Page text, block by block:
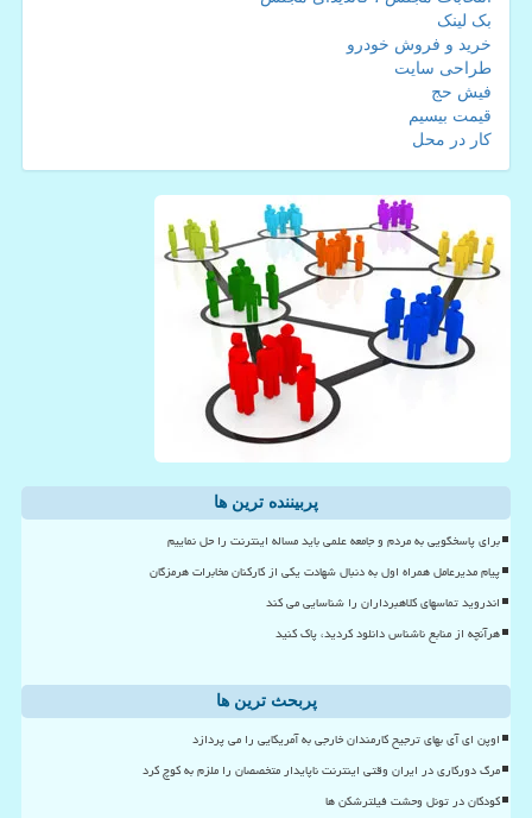
بک لینک
خرید و فروش خودرو
طراحی سایت
فیش حج
قیمت بیسیم
کار در محل
پربیننده ترین ها
برای پاسخگویی به مردم و جامعه علمی باید مساله اینترنت را حل نماییم
پیام مدیرعامل همراه اول به دنبال شهادت یکی از کارکنان مخابرات هرمزگان
اندروید تماسهای کلاهبرداران را شناسایی می کند
هرآنچه از منابع ناشناس دانلود کردید، پاک کنید
پربحث ترین ها
اوپن ای آی بهای ترجیح کارمندان خارجی به آمریکایی را می پردازد
مرگ دورکاری در ایران وقتی اینترنت ناپایدار متخصصان را ملزم به کوچ کرد
کودکان در تونل وحشت فیلترشکن ها